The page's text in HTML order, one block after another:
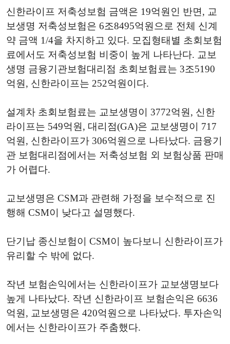
신한라이프 저축성보험 금액은 19억원인 반면, 교
보생명 저축성보험은 6조8495억원으로 전체 신계
약 금액 1/4을 차지하고 있다. 모집형태별 초회보험
료에서도 저축성보험 비중이 높게 나타난다. 교보
생명 금융기관보험대리점 초회보험료는 3조5190
억원, 신한라이프는 252억원이다.
설계차 초회보험료는 교보생명이 3772억원, 신한
라이프는 549억원, 대리점(GA)은 교보생명이 717
억원, 신한라이프가 306억원으로 나타났다. 금융기
관 보험대리점에서는 저축성보험 외 보험상품 판매
가 어렵다.
교보생명은 CSM과 관련해 가정을 보수적으로 진
행해 CSM이 낮다고 설명했다.
단기납 종신보험이 CSM이 높다보니 신한라이프가
유리할 수 밖에 없다.
작년 보험손익에서는 신한라이프가 교보생명보다
높게 나타났다. 작년 신한라이프 보험손익은 6636
억원, 교보생명은 420억원으로 나타났다. 투자손익
에서는 신한라이프가 주춤했다.